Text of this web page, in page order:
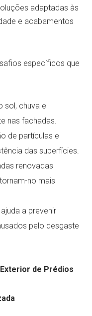
adaptadas às
e acabamentos
específicos que
sol, chuva e
nas fachadas.
de partículas e
das superfícies.
renovadas
no mais
a prevenir
pelo desgaste
de Prédios